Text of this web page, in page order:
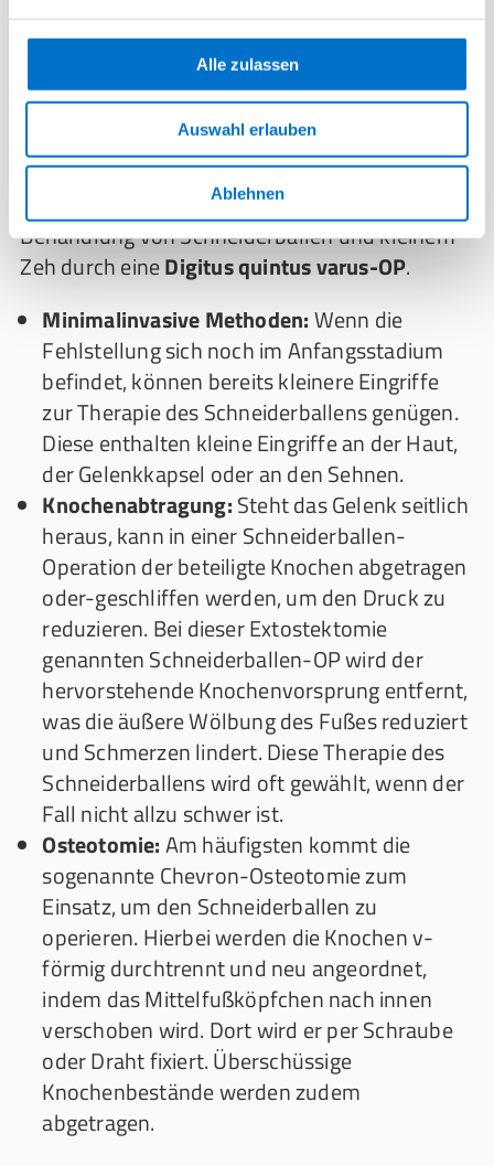
Alle zulassen
Auswahl erlauben
Ablehnen
Wann muss Schneiderballen operiert
werden? Schneiderballen-OPs im
Überblick
Reichen konservative Methoden nicht aus oder
ist die Fußfehlstellung besonders stark
ausgeprägt, raten Ärzt*innen oft zu einer
Behandlung von Schneiderballen und kleinem
Zeh durch eineDigitus quintus varus-OP.
Minimalinvasive Methoden:Wenn die
Fehlstellung sich noch im Anfangsstadium
befindet, können bereits kleinere Eingriffe
zur Therapie des Schneiderballens genügen.
Diese enthalten kleine Eingriffe an der Haut,
der Gelenkkapsel oder an den Sehnen.
Knochenabtragung:Steht das Gelenk seitlich
heraus, kann in einer Schneiderballen-
Operation der beteiligte Knochen abgetragen
oder-geschliffen werden, um den Druck zu
reduzieren. Bei dieser Extostektomie
genannten Schneiderballen-OP wird der
hervorstehende Knochenvorsprung entfernt,
was die äußere Wölbung des Fußes reduziert
und Schmerzen lindert. Diese Therapie des
Schneiderballens wird oft gewählt, wenn der
Fall nicht allzu schwer ist.
Osteotomie:Am häufigsten kommt die
sogenannte Chevron-Osteotomie zum
Einsatz, um den Schneiderballen zu
operieren. Hierbei werden die Knochen v-
förmig durchtrennt und neu angeordnet,
indem das Mittelfußköpfchen nach innen
verschoben wird. Dort wird er per Schraube
oder Draht fixiert. Überschüssige
Knochenbestände werden zudem
abgetragen.